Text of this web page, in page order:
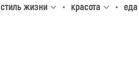
стиль жизни красота еда